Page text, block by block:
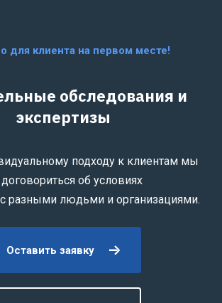
для клиента на первом месте!
обследования и
экспертизы
подходу к клиентам мы
об условиях
с разными людьми и организациями.
Оставить заявку